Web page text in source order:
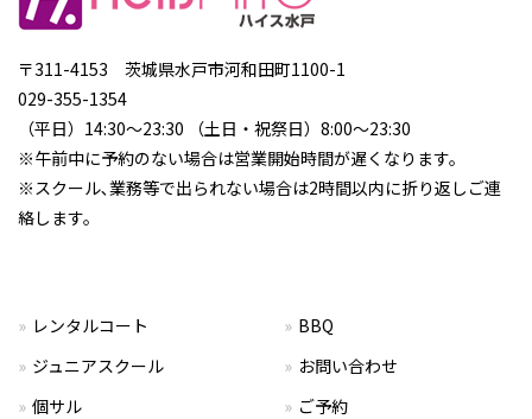
〒311-4153 茨城県水戸市河和田町1100-1
029-355-1354
（平日）14:30～23:30 （土日・祝祭日）8:00～23:30
※午前中に予約のない場合は営業開始時間が遅くなります。
※スクール､業務等で出られない場合は2時間以内に折り返しご連
絡します。
レンタルコート
ジュニアスクール
個サル
BBQ
お問い合わせ
ご予約